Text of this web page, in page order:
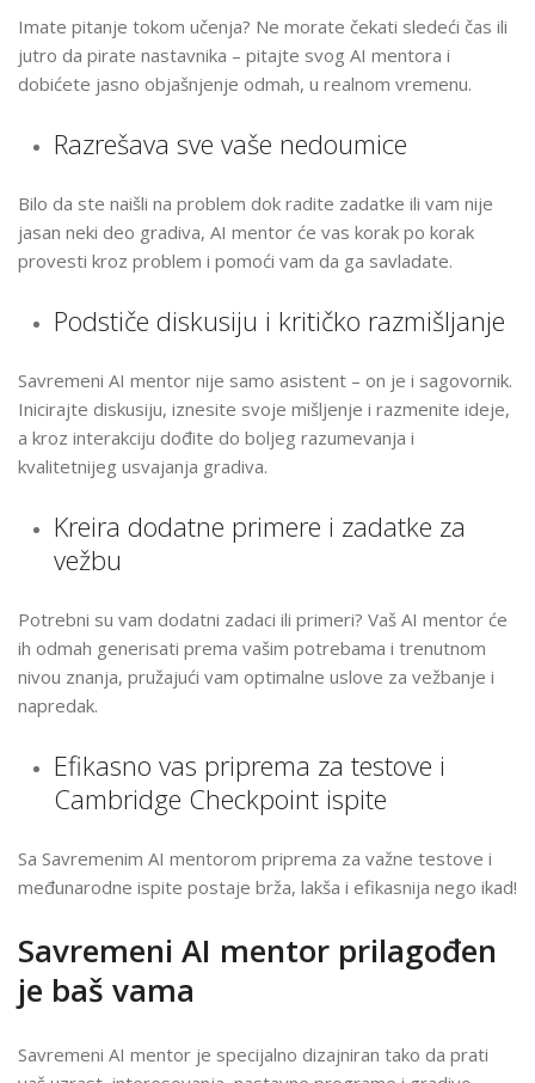
Imate pitanje tokom učenja? Ne morate čekati sledeći čas ili
jutro da pirate nastavnika – pitajte svog AI mentora i
dobićete jasno objašnjenje odmah, u realnom vremenu.
Razrešava sve vaše nedoumice
Bilo da ste naišli na problem dok radite zadatke ili vam nije
jasan neki deo gradiva, AI mentor će vas korak po korak
provesti kroz problem i pomoći vam da ga savladate.
Podstiče diskusiju i kritičko razmišljanje
Savremeni AI mentor nije samo asistent – on je i sagovornik.
Inicirajte diskusiju, iznesite svoje mišljenje i razmenite ideje,
a kroz interakciju dođite do boljeg razumevanja i
kvalitetnijeg usvajanja gradiva.
Kreira dodatne primere i zadatke za
vežbu
Potrebni su vam dodatni zadaci ili primeri? Vaš AI mentor će
ih odmah generisati prema vašim potrebama i trenutnom
nivou znanja, pružajući vam optimalne uslove za vežbanje i
napredak.
Efikasno vas priprema za testove i
Cambridge Checkpoint ispite
Sa Savremenim AI mentorom priprema za važne testove i
međunarodne ispite postaje brža, lakša i efikasnija nego ikad!
Savremeni AI mentor prilagođen
je baš vama
Savremeni AI mentor je specijalno dizajniran tako da prati